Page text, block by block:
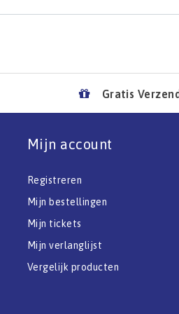
Gratis
Mijn account
Registreren
Mijn bestellingen
Mijn tickets
Mijn verlanglijst
Vergelijk producten